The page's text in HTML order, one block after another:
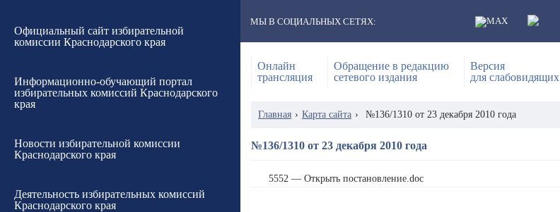
Официальный сайт избирательной
комиссии Краснодарского края
Информационно-обучающий портал
избирательных комиссий Краснодарского
края
Новости избирательной комиссии
Краснодарского края
Деятельность избирательных комиссий
Краснодарского края
МЫ В СОЦИАЛЬНЫХ СЕТЯХ:
Онлайн
трансляция
Обращение в редакцию
сетевого издания
Версия
для слабовидящих
Главная › Карта сайта › №136/1310 от 23 декабря 2010 года
№136/1310 от 23 декабря 2010 года
5552 — Открыть постановление.doc